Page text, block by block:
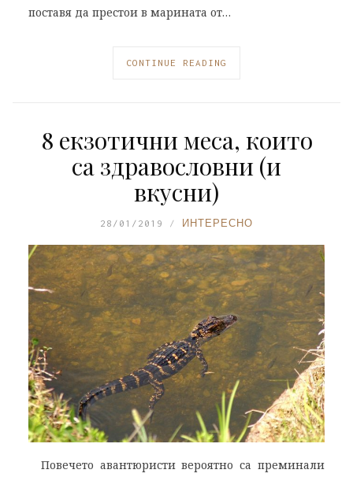
поставя да престои в марината от…
CONTINUE READING
8 екзотични меса, които
са здравословни (и
вкусни)
28/01/2019 ИНТЕРЕСНО
Повечето авантюристи вероятно са преминали